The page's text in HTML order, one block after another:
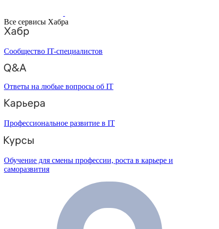
Все сервисы Хабра
Сообщество IT-специалистов
Ответы на любые вопросы об IT
Профессиональное развитие в IT
Обучение для смены профессии, роста в карьере и
саморазвития